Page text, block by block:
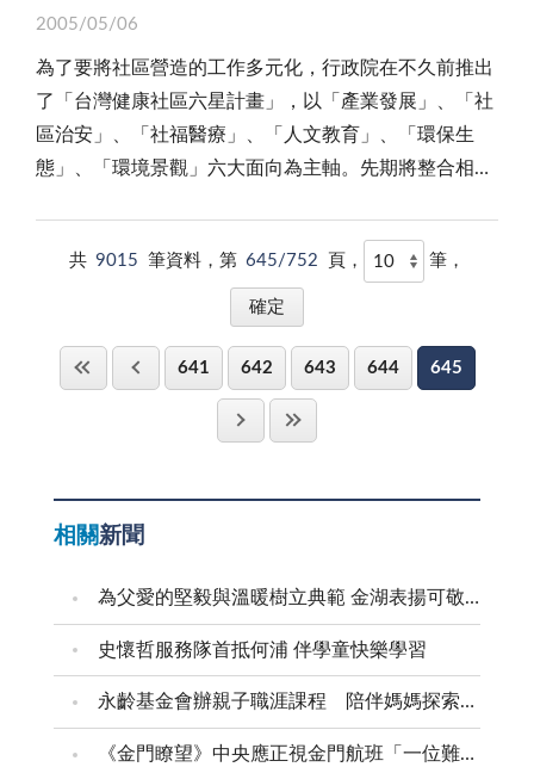
明確權責，激勵優秀公務員與業者的士氣，以「良幣逐
劣幣」，讓地區的公共工程品質獲得提升與應有的保
障！ 總之，所謂「人在公門好修行！」不管是公務
員或施建公共工程的業者，每個人無私為民的一小步，
即是民眾福祉進展的一大步；環島南路珠山至后湖段驗
工、監督是該加把勁！
客的缺憾，在於與大陸的風俗人文、地理景觀近似，單
對大陸民眾的吸引力將會更大！ 總之，現行的兩岸
政策舉棋不定，地區發展觀光經濟已成為角力下的犧牲
品；針對彼岸此次的「大陸人民赴台灣旅遊」大禮，籲
請政府應以務實的態度，正面回應。因為，「自由民
主」的台灣，倘若一再將「極權專制」下的人民拒之門
外，或怕陸客「跳機」滯台而因噎廢食，政府又該如何
說服「自由的可貴、與民主的價值」？在中央強調「對
的機會，更是許多先賢烈士拋頭顱、灑熱血換來的民主
態度來面對；對於選賢與能、為國舉才的選舉任務，更
應抱持客觀、公允的態度。然而，因為候選人、政黨的
操弄，民意機關的不稱職與惡質選風的催化，選民的政
治熱情不減，卻已明顯偏離就事論事、選賢與能的民主
極度冷漠，理性的選民反而成了少數；以地區的情形而
言，宗親與人情，仍是候選人的主要的訴求；緊密的情
感鏈結，有助於地方公共事務的溝通及解決，對地區的
發展，未嘗不是件好事。反之，過度的情感牽絆，也代
表了操弄選舉結果與地方公共事務的可能性，更予賄選
更多的生存空間。政見、政績不是選舉訴求的重點，宗
親族誼、人情世故，甚而金錢利益反成了選舉主軸。面
危害！ 總之，此次選舉不如一般選舉競爭激烈，但
檢和金門地檢署已成立「查察賄選執行小組」及「選舉
查察聯繫中心」，將全天候值班偵辦，並鼓勵民眾踴躍
檢舉賄選。在此，我們也要呼籲鄉親，選舉要有論賢擇
才、舉才唯賢的基本認知，「賄選」代表著靈魂的出賣
受傳統禮教束縛，男主外、女主內，嚴父慈母分別扮演
不同的角色，慈母春暉，益顯山高水長，為人們所傳
頌！ 近年來，隨著西風東漸，資訊快速傳播，華夏
子民也很快接受「母親節」，藉著舉辦各種歡慶活動，
加諸商人為推銷產品，藉機推波助瀾炒作，每年讚頌母
親節的慶祝活動，在在掀起連番高潮，其熱絡的程度，
比諸西洋人，實有過之，而無不及！ 所幸，綜觀連
日來，地區各界慶祝母親節系列活動，如舉辦「浴佛大
典及母親節親子園遊會」包括省府顏主席、李縣長等上
千名軍民一起為普天下母親點燈祈願、文化局舉辦「疼
惜咱的阿母」音樂會，用音樂及歌聲陪伴媽媽們歡渡佳
青溪金門支會舉辦母親節表揚活動、前天莊議長向同仁
等，以及本報「天下的媽媽都是一樣的」系列報導洋溢
溫馨，在在都不是商業活動，而是鄉親用各種不同的方
法，表達對母親的感恩與崇敬！ 平心而論，由於工
商業日漸發達，社會環境逐漸改變，年輕人為了生活被
迫離鄉背井出外打拚，昔日三代同堂，含飴弄孫的情景
的參與，儼然已成了地區的年度重要盛事。大自然資
源，是上天留給我們的重要資產，面對眼前的旖旎風
光、鳥語花香，處在當下的鄉親們，或不覺得有什麼特
別，但在高度工商業及文明化的城市裡，地區這方人間
地區的鳥類資源豐富，除了每年冬季造訪的鸕鶿外，今
年的夏候鳥「栗喉蜂虎」也已飛臨金門。「栗喉蜂
虎」，名字嚇人，其實是屬於蜂虎科、是體長約三十公
應。首批三百多隻栗喉蜂虎目前分散在島嶼各地活動和
覓食，金門國家公園特別發佈新聞稿，邀請大家一起來
聆聽栗喉蜂虎的「夏日交響曲」，讓今年的夏天生活很
遇。 平情而論，賞鳥是種非常隨興，又能不時獲得
驚喜的休閒活動。賞鳥，顧名思義是欣賞鳥兒，不過牠
去尋找生活在野外活潑自在的野鳥。地區因為地理位置
特殊，一直以來都是候鳥遷徙的必經之地，加以環境保
持佳，污染源少，對野鳥的干擾低，加上生態環境的變
異度高，鳥況非常的好，已成了賞鳥行家們每年必定造
訪的賞鳥聖地。其中金門城、田墩、慈湖、浯江溪口、
2005/05/06
為了要將社區營造的工作多元化，行政院在不久前推出
了「台灣健康社區六星計畫」，以「產業發展」、「社
區治安」、「社福醫療」、「人文教育」、「環保生
態」、「環境景觀」六大面向為主軸。先期將整合相關
「社福醫療」，吸引年輕人回鄉，增加就業機會。未來
十年內並將以輔導一萬個健康社區為目標，讓多數人民
都可以生活在安定的環境中。 行政院研考會副主委
推動這項計畫的目標；一方面更強調，以金門的條件，
推動行政院「台灣健康社區六星計畫」甚具優勢，並會
有很好的績效。福建省府主席顏忠誠也認為，以金門的
「銀髮族養生村」。研考會若能協助幫忙，讓這項健康
社區六星計畫在金門落實推動，一定會創造出金門新的
策，十年內要輔導一萬個健康社區的雄心壯志也讓人引
頸期待，但無可否認的，進步的政策必須有配套的機
些更細緻的執行機制值得特別提醒。就地區的醫療體制
共 9015 筆資料，第 645/752 頁， 筆，
641 642 643 644 645
相關新聞
為父愛的堅毅與溫暖樹立典範 金湖表揚可敬的父親
史懷哲服務隊首抵何浦 伴學童快樂學習
永齡基金會辦親子職涯課程 陪伴媽媽探索自我
《金門瞭望》中央應正視金門航班「一位難求」問題